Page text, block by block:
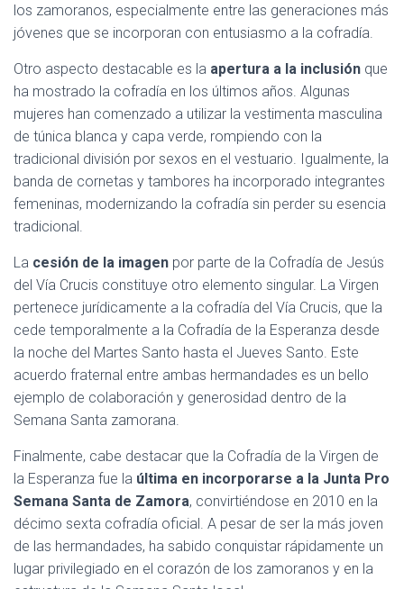
los zamoranos, especialmente entre las generaciones más
jóvenes que se incorporan con entusiasmo a la cofradía.
Otro aspecto destacable es la apertura a la inclusión que
ha mostrado la cofradía en los últimos años. Algunas
mujeres han comenzado a utilizar la vestimenta masculina
de túnica blanca y capa verde, rompiendo con la
tradicional división por sexos en el vestuario. Igualmente, la
banda de cornetas y tambores ha incorporado integrantes
femeninas, modernizando la cofradía sin perder su esencia
tradicional.
La cesión de la imagen por parte de la Cofradía de Jesús
del Vía Crucis constituye otro elemento singular. La Virgen
pertenece jurídicamente a la cofradía del Vía Crucis, que la
cede temporalmente a la Cofradía de la Esperanza desde
la noche del Martes Santo hasta el Jueves Santo. Este
acuerdo fraternal entre ambas hermandades es un bello
ejemplo de colaboración y generosidad dentro de la
Semana Santa zamorana.
Finalmente, cabe destacar que la Cofradía de la Virgen de
la Esperanza fue la última en incorporarse a la Junta Pro
Semana Santa de Zamora, convirtiéndose en 2010 en la
décimo sexta cofradía oficial. A pesar de ser la más joven
de las hermandades, ha sabido conquistar rápidamente un
lugar privilegiado en el corazón de los zamoranos y en la